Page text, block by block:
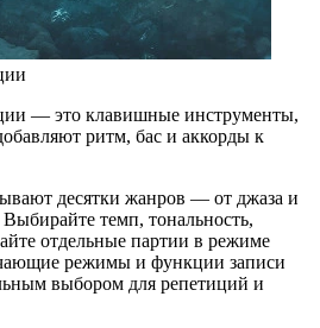
— это клавишные инструменты,
ритм, бас и аккорды к
десятки жанров — от джаза и
темп, тональность,
отдельные партии в режиме
режимы и функции записи
выбором для репетиций и